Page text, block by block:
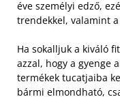
éve személyi edző,
trendekkel, valamint
Ha sokalljuk a kiváló
azzal, hogy a gyenge
termékek tucatjaiba
bármi elmondható,